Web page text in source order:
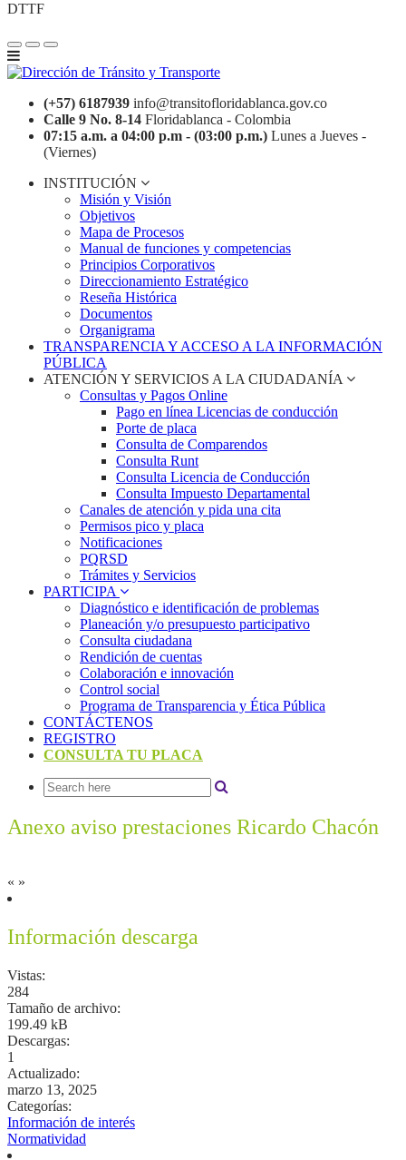
DTTF
(+57) 6187939 info@transitofloridablanca.gov.co
Calle 9 No. 8-14 Floridablanca - Colombia
07:15 a.m. a 04:00 p.m - (03:00 p.m.) Lunes a Jueves -
(Viernes)
INSTITUCIÓN
Misión y Visión
Objetivos
Mapa de Procesos
Manual de funciones y competencias
Principios Corporativos
Direccionamiento Estratégico
Reseña Histórica
Documentos
Organigrama
TRANSPARENCIA Y ACCESO A LA INFORMACIÓN
PÚBLICA
ATENCIÓN Y SERVICIOS A LA CIUDADANÍA
Consultas y Pagos Online
Pago en línea Licencias de conducción
Porte de placa
Consulta de Comparendos
Consulta Runt
Consulta Licencia de Conducción
Consulta Impuesto Departamental
Canales de atención y pida una cita
Permisos pico y placa
Notificaciones
PQRSD
Trámites y Servicios
PARTICIPA
Diagnóstico e identificación de problemas
Planeación y/o presupuesto participativo​
Consulta ciudadana
Rendición de cuentas
Colaboración e innovación
Control social
Programa de Transparencia y Ética Pública
CONTÁCTENOS
REGISTRO
CONSULTA TU PLACA
Anexo aviso prestaciones Ricardo Chacón
« »
Información descarga
Vistas:
284
Tamaño de archivo:
199.49 kB
Descargas:
1
Actualizado:
marzo 13, 2025
Categorías:
Información de interés
Normatividad